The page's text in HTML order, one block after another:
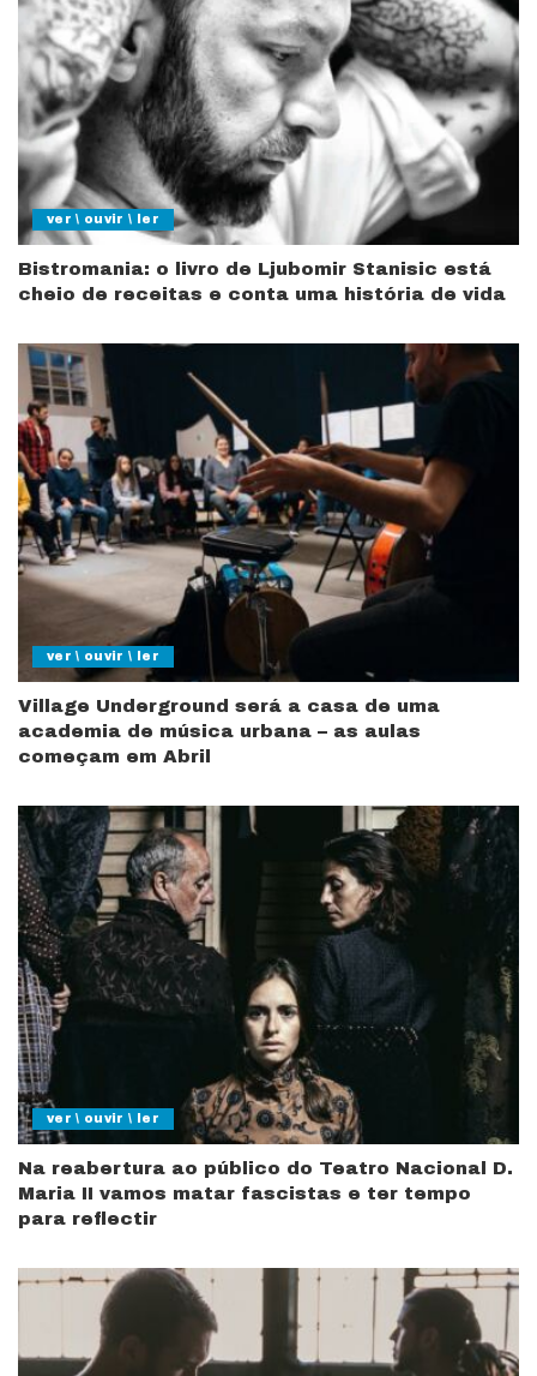
ver \ ouvir \ ler
Bistromania: o livro de Ljubomir Stanisic está
cheio de receitas e conta uma história de vida
ver \ ouvir \ ler
Village Underground será a casa de uma
academia de música urbana – as aulas
começam em Abril
ver \ ouvir \ ler
Na reabertura ao público do Teatro Nacional D.
Maria II vamos matar fascistas e ter tempo
para reflectir